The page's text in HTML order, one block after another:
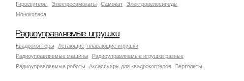
Гироскутеры Электросамокаты Самокат
Электровелосипеды
Моноколеса
Радиоуправляемые игрушки
Квадрокоптеры
Летающие, плавающие игрушки
Радиоуправляемые машины
Радиоуправляемые игрушки разные
Радиоуправляемые роботы
Аксессуары для квадрокоптеров Вертолеты